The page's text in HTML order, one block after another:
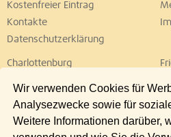
Wir verwenden Cookies für
Analysezwecke sowie für
Weitere Informationen darüber,
Kostenfreier Eintrag
Kontakte
Datenschutzerklärung
Charlottenburg
Lichtenberg